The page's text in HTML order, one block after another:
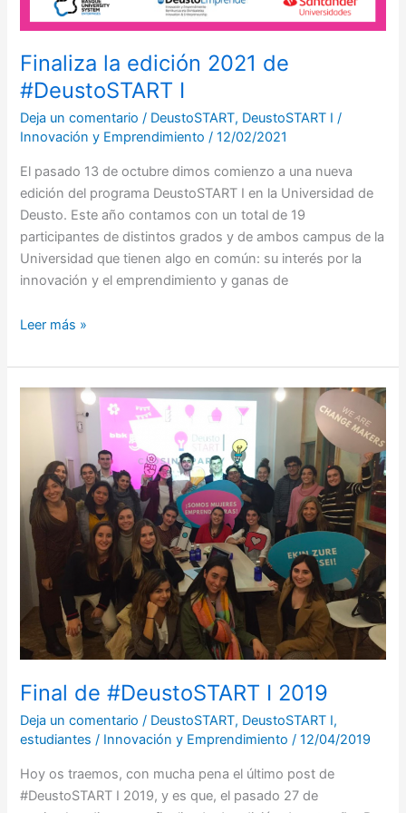
Finaliza la edición 2021 de
#DeustoSTART I
Deja un comentario / DeustoSTART, DeustoSTART I /
Innovación y Emprendimiento/12/02/2021
El pasado 13 de octubre dimos comienzo a una nueva
edición del programa DeustoSTART I en la Universidad de
Deusto. Este año contamos con un total de 19
participantes de distintos grados y de ambos campus de la
Universidad que tienen algo en común: su interés por la
innovación y el emprendimiento y ganas de
Leer más »
Final de #DeustoSTART I 2019
Deja un comentario / DeustoSTART, DeustoSTART I,
estudiantes / Innovación y Emprendimiento/12/04/2019
Hoy os traemos, con mucha pena el último post de
#DeustoSTART I 2019, y es que, el pasado 27 de
#DeustoSTART
2019